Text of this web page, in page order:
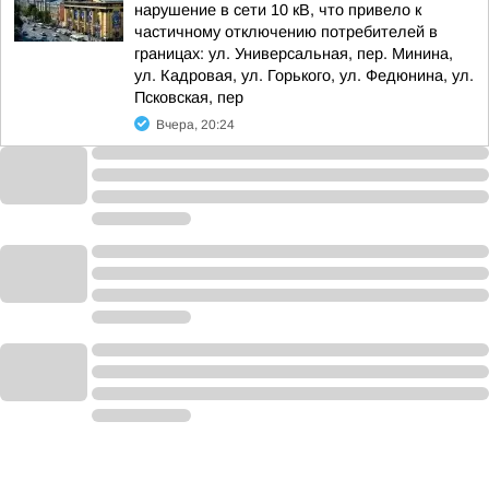
нарушение в сети 10 кВ, что привело к
частичному отключению потребителей в
границах: ул. Универсальная, пер. Минина,
ул. Кадровая, ул. Горького, ул. Федюнина, ул.
Псковская, пер
Вчера, 20:24